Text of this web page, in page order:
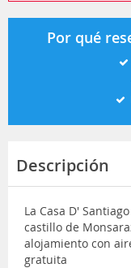
Por qué
Descripción
La Casa D'
castillo de
alojamiento con
gratuita